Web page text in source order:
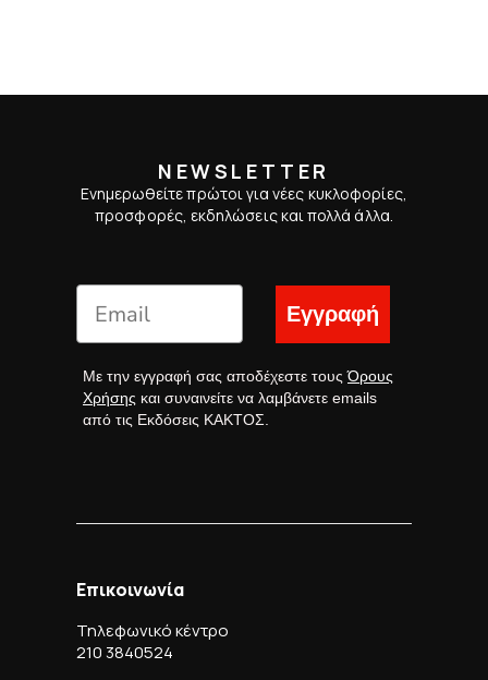
NEWSLETTER
Ενημερωθείτε πρώτοι για νέες κυκλοφορίες,
προσφορές, εκδηλώσεις και πολλά άλλα.
Εγγραφή
Με την εγγραφή σας αποδέχεστε τουςΌρους
Χρήσης και συναινείτε να λαμβάνετε emails
από τις Εκδόσεις ΚΑΚΤΟΣ.
Επικοινωνία
Τηλεφωνικό κέντρο
210 3840524